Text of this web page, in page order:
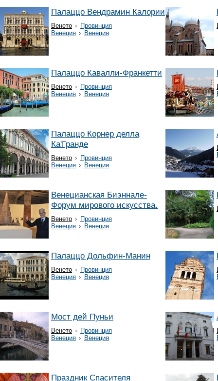
Палаццо Вендрамин Калории
Венето › Провинция
Венеция › Венеция
Палаццо Кавалли-Франкетти
Венето › Провинция
Венеция › Венеция
Палаццо Корнер делла
Ка'Гранде
Венето › Провинция
Венеция › Венеция
Венецианская Биэннале-
Форум мирового искусства.
Венето › Провинция
Венеция › Венеция
Палаццо Дольфин-Манин
Венето › Провинция
Венеция › Венеция
Мост дей Пуньи
Венето › Провинция
Венеция › Венеция
Праздник Спасителя